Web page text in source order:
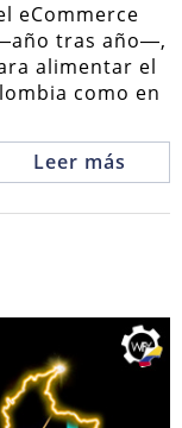
eCommerce
tras año―,
alimentar el
como en
Leer más